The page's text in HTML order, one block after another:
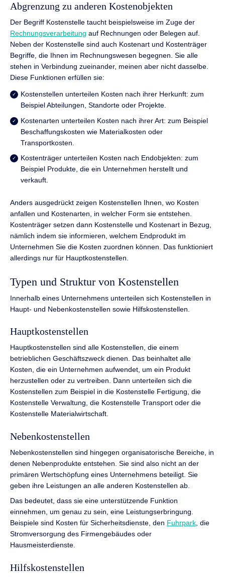
Abgrenzung zu anderen Kostenobjekten
Der Begriff Kostenstelle taucht beispielsweise im Zuge der
Rechnungsverarbeitung auf Rechnungen oder Belegen auf.
Neben der Kostenstelle sind auch Kostenart und Kostenträger
Begriffe, die Ihnen im Rechnungswesen begegnen. Sie alle
stehen in Verbindung zueinander, meinen aber nicht dasselbe.
Diese Funktionen erfüllen sie:
Kostenstellen unterteilen Kosten nach ihrer Herkunft: zum
Beispiel Abteilungen, Standorte oder Projekte.
Kostenarten unterteilen Kosten nach ihrer Art: zum Beispiel
Beschaffungskosten wie Materialkosten oder
Transportkosten.
Kostenträger unterteilen Kosten nach Endobjekten: zum
Beispiel Produkte, die ein Unternehmen herstellt und
verkauft.
Anders ausgedrückt zeigen Kostenstellen Ihnen, wo Kosten
anfallen und Kostenarten, in welcher Form sie entstehen.
Kostenträger setzen dann Kostenstelle und Kostenart in Bezug,
nämlich indem sie informieren, welchem Endprodukt im
Unternehmen Sie die Kosten zuordnen können. Das funktioniert
allerdings nur für Hauptkostenstellen.
Typen und Struktur von Kostenstellen
Innerhalb eines Unternehmens unterteilen sich Kostenstellen in
Haupt- und Nebenkostenstellen sowie Hilfskostenstellen.
Hauptkostenstellen
Hauptkostenstellen sind alle Kostenstellen, die einem
betrieblichen Geschäftszweck dienen. Das beinhaltet alle
Kosten, die ein Unternehmen aufwendet, um ein Produkt
herzustellen oder zu vertreiben. Dann unterteilen sich die
Kostenstellen zum Beispiel in die Kostenstelle Fertigung, die
Kostenstelle Verwaltung, die Kostenstelle Transport oder die
Kostenstelle Materialwirtschaft.
Nebenkostenstellen
Nebenkostenstellen sind hingegen organisatorische Bereiche, in
denen Nebenprodukte entstehen. Sie sind also nicht an der
primären Wertschöpfung eines Unternehmens beteiligt. Sie
geben ihre Leistungen an alle anderen Kostenstellen ab.
Das bedeutet, dass sie eine unterstützende Funktion
einnehmen, um genau zu sein, eine Leistungserbringung.
Beispiele sind Kosten für Sicherheitsdienste, den Fuhrpark , die
Stromversorgung des Firmengebäudes oder
Hausmeisterdienste.
Hilfskostenstellen